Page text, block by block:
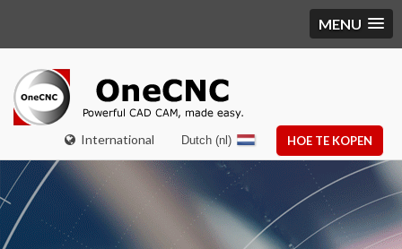
MENU
International HOE TE KOPEN
Dutch (nl)